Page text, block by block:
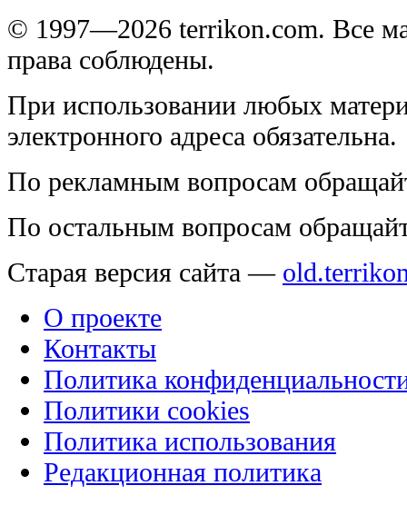
© 1997—2026 terrikon.com. Все
права соблюдены.
При использовании любых
электронного адреса обязательна.
По рекламным вопросам
По остальным вопросам
Старая версия сайта —
О проекте
Контакты
Политика
Политики cookies
Политика использования
Редакционная политика